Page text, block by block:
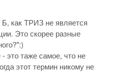
как ТРИЗ не является
Это скорее разные
это таже самое, что не
этот термин никому не